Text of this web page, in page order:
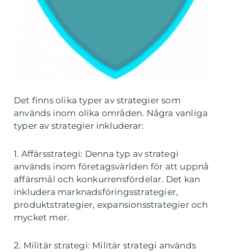
Det finns olika typer av strategier som
används inom olika områden. Några vanliga
typer av strategier inkluderar:
1. Affärsstrategi: Denna typ av strategi
används inom företagsvärlden för att uppnå
affärsmål och konkurrensfördelar. Det kan
inkludera marknadsföringsstrategier,
produktstrategier, expansionsstrategier och
mycket mer.
2. Militär strategi: Militär strategi används